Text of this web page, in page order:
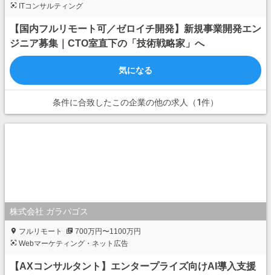
ITコンサルティング
【国内フルリモート可／ゼロイチ開発】新規事業開発エン
ジニア募集｜CTO室直下の「技術戦略家」へ
気になる
条件に合致したこの企業の他の求人（1件）
株式会社 ガラパゴス
フルリモート
700万円〜1100万円
Webマーケティング・ネット広告
【AXコンサルタント】エンタープライズ向けAI導入支援